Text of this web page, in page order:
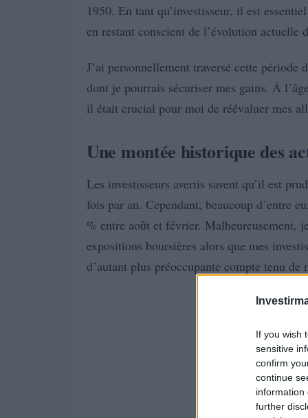
If you wish
sensitive
confirm
continue
information
further
1950. En tant qu’investisseur, il est
en restant conscient de l’évolution actuelle
J’ai personnellement traversé cette
dont je pourrais sécuriser mes gains. À
il était crucial pour moi de réévaluer mes
Une montée historique des
Les investisseurs avertis savent qu’il est
fois par an. Cependant, beaucoup d’entre
% entre août et février. Malheureusement,
expositions boursières alors que mes
d’autant plus préoccupante compte tenu